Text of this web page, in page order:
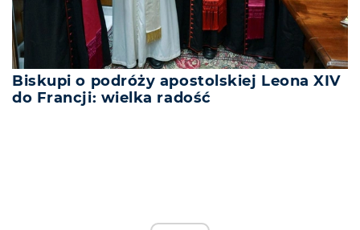
Biskupi o podróży apostolskiej Leona XIV
do Francji: wielka radość